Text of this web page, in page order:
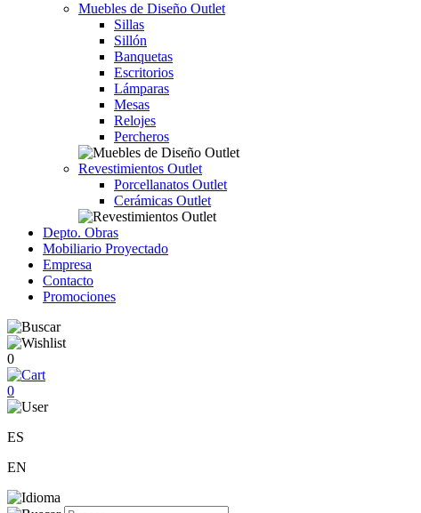
Muebles de Diseño Outlet
Sillas
Sillón
Banquetas
Escritorios
Lámparas
Mesas
Relojes
Percheros
Revestimientos Outlet
Porcellanatos Outlet
Cerámicas Outlet
Depto. Obras
Mobiliario Proyectado
Empresa
Contacto
Promociones
0
0
ES
EN